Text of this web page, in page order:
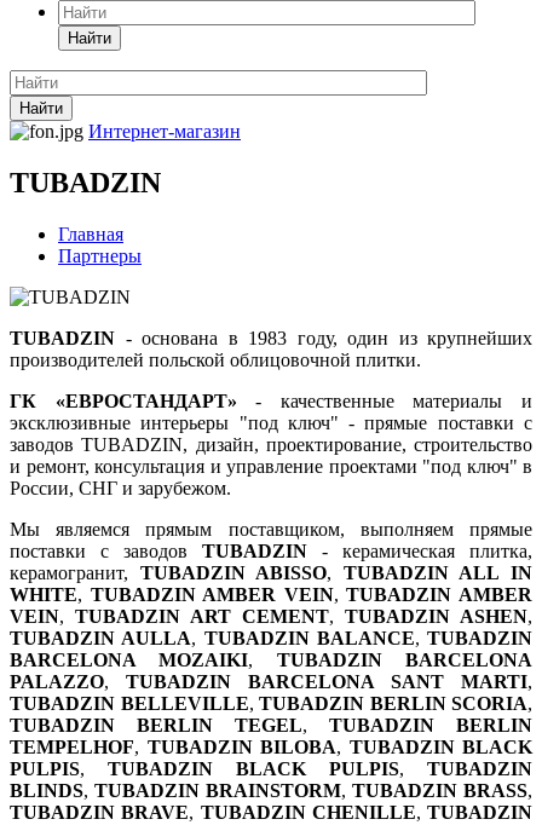
Найти
Найти
Интернет-магазин
TUBADZIN
Главная
Партнеры
TUBADZIN - основана в 1983 году, один из крупнейших
производителей польской облицовочной плитки.
ГК «ЕВРОСТАНДАРТ» - качественные материалы и
эксклюзивные интерьеры "под ключ" - прямые поставки с
заводов TUBADZIN, дизайн, проектирование, строительство
и ремонт, консультация и управление проектами "под ключ" в
России, СНГ и зарубежом.
Мы являемся прямым поставщиком, выполняем прямые
поставки с заводов TUBADZIN - керамическая плитка,
керамогранит, TUBADZIN ABISSO, TUBADZIN ALL IN
WHITE, TUBADZIN AMBER VEIN,TUBADZIN AMBER
VEIN, TUBADZIN ART CEMENT, TUBADZIN ASHEN,
TUBADZIN AULLA, TUBADZIN BALANCE, TUBADZIN
BARCELONA MOZAIKI, TUBADZIN BARCELONA
PALAZZO, TUBADZIN BARCELONA SANT MARTI,
TUBADZIN BELLEVILLE, TUBADZIN BERLIN SCORIA,
TUBADZIN BERLIN TEGEL, TUBADZIN BERLIN
TEMPELHOF, TUBADZIN BILOBA, TUBADZIN BLACK
PULPIS, TUBADZIN BLACK PULPIS, TUBADZIN
BLINDS, TUBADZIN BRAINSTORM, TUBADZIN BRASS,
TUBADZIN BRAVE, TUBADZIN CHENILLE, TUBADZIN